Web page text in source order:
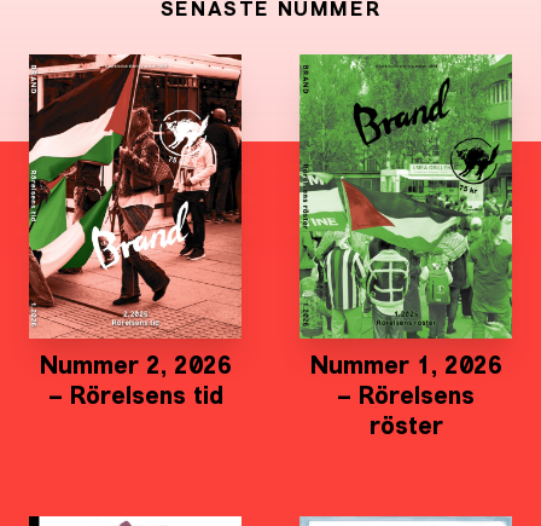
SENASTE NUMMER
Nummer 2, 2026
– Rörelsens tid
Nummer 1, 2026
– Rörelsens
röster